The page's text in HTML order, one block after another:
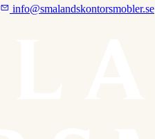
info@smalandskontorsmobler.se